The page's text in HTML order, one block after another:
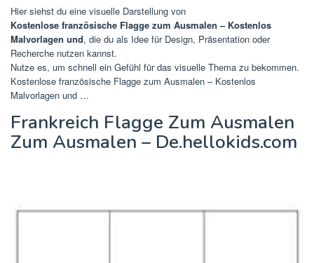
Hier siehst du eine visuelle Darstellung von
Kostenlose französische Flagge zum Ausmalen – Kostenlos
Malvorlagen und, die du als Idee für Design, Präsentation oder
Recherche nutzen kannst.
Nutze es, um schnell ein Gefühl für das visuelle Thema zu bekommen.
Kostenlose französische Flagge zum Ausmalen – Kostenlos
Malvorlagen und …
Frankreich Flagge Zum Ausmalen
Zum Ausmalen – De.hellokids.com